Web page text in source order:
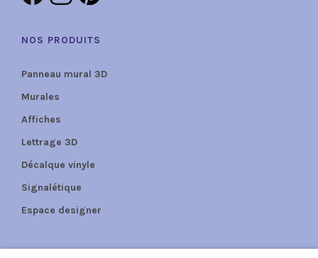
NOS PRODUITS
Panneau mural 3D
Murales
Affiches
Lettrage 3D
Décalque vinyle
Signalétique
Espace designer